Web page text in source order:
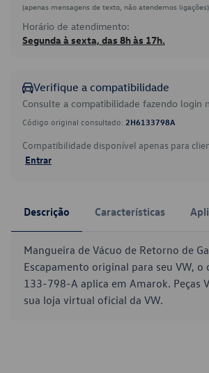
(apenas mensagens de texto, não atendemos ligações)
Horário de atendimento:
Segunda à sexta, das 8h às 17h.
Verifique a compatibilidade
Consulte a compatibilidade fazendo login
Código original consultado: 2H6133798A
Compatibilidade disponível apenas para
Entrar
Descrição Características
Mangueira de Vácuo de Retorno de
Escapamento original para seu VW, o
133-798-A aplica em Amarok. Peças
sua loja virtual oficial da VW.